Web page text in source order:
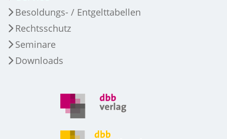
Besoldungs- / Entgelttabellen
Rechtsschutz
Seminare
Downloads